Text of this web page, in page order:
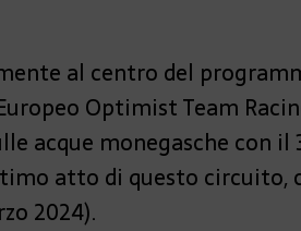
al centro del
Optimist Team
acque monegasche con
atto di questo circuito,
2024).